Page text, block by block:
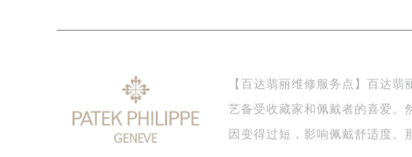
扬州市邗江区国展路29号星耀天地写字楼1号楼
盐城市盐都区世纪大道5号盐城金融城写字楼1
泰州市海陵区永定东路399号置地商务中心东
宁波市江北区大闸南路500号来福士广场办公楼
【百达翡丽维修服务点】百达
艺备受收藏家和佩戴者的喜爱。
因变得过短，影响佩戴舒适度